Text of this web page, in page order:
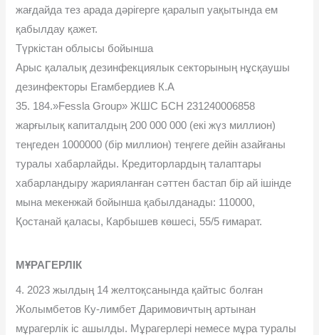
жағдайда тез арада дәрігерге қаралып уақытында ем
қабылдау қажет.
Түркістан облысы бойынша
Арыс қалалық дезинфекциялык секторының нұсқаушы
дезинфекторы Егамбердиев К.А
35. 184.»Fessla Group» ЖШС БСН 231240006858
жарғылық капиталдың 200 000 000 (екі жүз миллион)
теңгеден 1000000 (бір миллион) теңгеге дейін азайғаны
туралы хабарлайды. Кредиторлардың талаптары
хабарландыру жарияланған сәттен бастап бір ай ішінде
мына мекенжай бойынша қабылданады: 110000,
Қостанай қаласы, Карбышев көшесі, 55/5 ғимарат.
МҰРАГЕРЛІК
4. 2023 жылдың 14 желтоқсанында қайтыс болған
Жолымбетов Ку-лимбет Даримовичтың артынан
мұрагерлік іс ашылды. Мұрагерлері немесе мұра туралы